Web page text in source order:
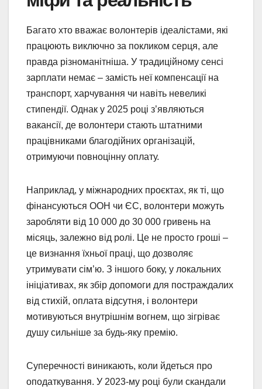
Багато хто вважає волонтерів ідеалістами, які
працюють виключно за покликом серця, але
правда різноманітніша. У традиційному сенсі
зарплати немає – замість неї компенсації на
транспорт, харчування чи навіть невеликі
стипендії. Однак у 2025 році з’являються
вакансії, де волонтери стають штатними
працівниками благодійних організацій,
отримуючи повноцінну оплату.
Наприклад, у міжнародних проєктах, як ті, що
фінансуються ООН чи ЄС, волонтери можуть
заробляти від 10 000 до 30 000 гривень на
місяць, залежно від ролі. Це не просто гроші –
це визнання їхньої праці, що дозволяє
утримувати сім’ю. З іншого боку, у локальних
ініціативах, як збір допомоги для постраждалих
від стихій, оплата відсутня, і волонтери
мотивуються внутрішнім вогнем, що зігріває
душу сильніше за будь-яку премію.
Суперечності виникають, коли йдеться про
оподаткування. У 2023-му році були скандали